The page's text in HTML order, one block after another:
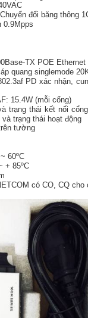
đổi băng thông
0.9Mpps
TX POE Ethernet
quang singlemode
PD xác nhận,
15.4W (mỗi cổng)
trạng thái kết nối
trạng thái hoạt động
tường
60ºC
+ 85ºC
có CO, CQ cho